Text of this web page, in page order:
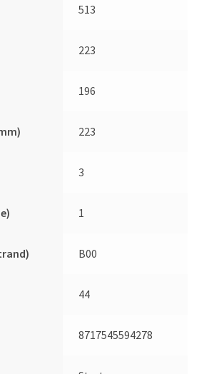
513
223
196
223
3
1
B00
44
8717545594278